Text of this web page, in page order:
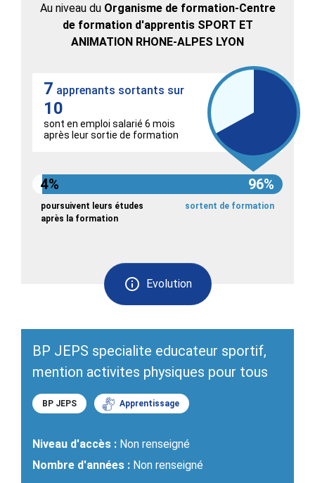
Au niveau du Organisme de formation-Centre
de formation d'apprentis SPORT ET
ANIMATION RHONE-ALPES LYON
Evolution
7 apprenants sortants sur
10
sont en emploi salarié 6 mois
après leur sortie de formation
4% 96%
poursuivent leurs études
après la formation
sortent de formation
BP JEPS specialite educateur sportif,
mention activites physiques pour tous
BP JEPS Apprentissage
Niveau d'accès : Non renseigné
Nombre d'années : Non renseigné